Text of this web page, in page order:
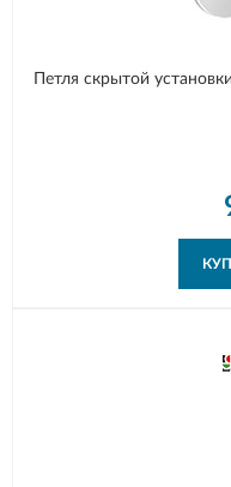
Петля скрытой